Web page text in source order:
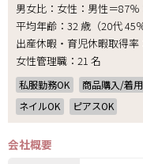
男女比：女性：男性＝87％
平均年齢：32 歳（20代 45
出産休暇・育児休暇取得率
女性管理職：21 名
私服勤務OK 商品購入/着
ネイルOK
ピアスOK
会社概要